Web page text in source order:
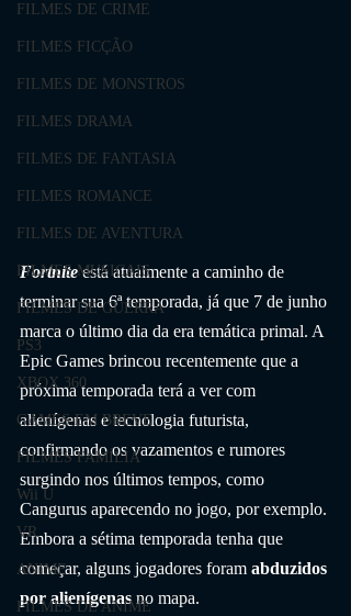
FILMES DE CRIME
FILMES FICÇÃO
FILMES DE MONSTROS
FILMES DRAMA
FILMES DE FANTASIA
FILMES ROMANCE
FILMES DE AVENTURA
FILMES MUSICAIS
FILMES DE GUERRA
PS3
XBOX 360
GAMES EM BREVE
FILMES FAMÍLIA
Wii U
VR
ANIME
FILMES DE ANIME
Fortnite está atualmente a caminho de
terminar sua 6ª temporada, já que 7 de junho
marca o último dia da era temática primal. A
Epic Games brincou recentemente que a
próxima temporada terá a ver com
alienígenas e tecnologia futurista,
confirmando os vazamentos e rumores
surgindo nos últimos tempos, como
Cangurus aparecendo no jogo, por exemplo.
Embora a sétima temporada tenha que
começar, alguns jogadores foram abduzidos
por alienígenas no mapa.